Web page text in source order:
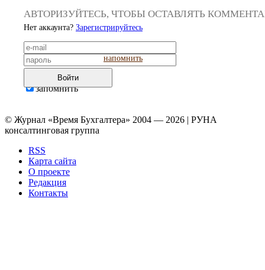
АВТОРИЗУЙТЕСЬ, ЧТОБЫ ОСТАВЛЯТЬ
Нет аккаунта? Зарегистрируйтесь
напомнить
Войти
запомнить
© Журнал «Время Бухгалтера» 2004 — 2026 | РУНА
консалтинговая группа
RSS
Карта сайта
О проекте
Редакция
Контакты